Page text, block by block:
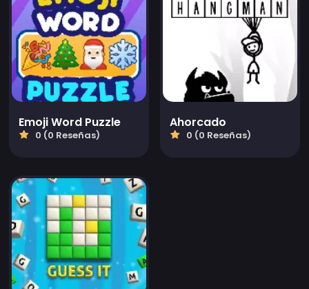
Emoji Word Puzzle
0 (0 Reseñas)
Ahorcado
0 (0 Reseñas)